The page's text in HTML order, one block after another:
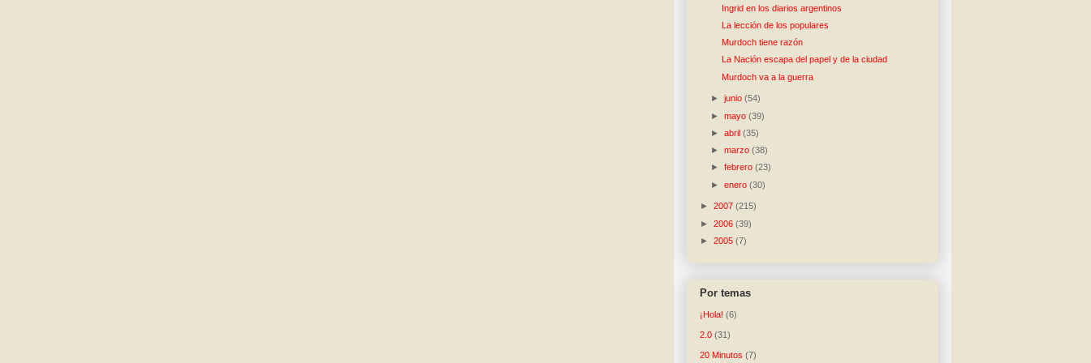
Ingrid en los diarios argentinos
La lección de los populares
Murdoch tiene razón
La Nación escapa del papel y de la ciudad
Murdoch va a la guerra
►junio(54)
►mayo(39)
►abril(35)
►marzo(38)
►febrero(23)
►enero(30)
► 2007 (215)
► 2006 (39)
► 2005 (7)
Por temas
¡Hola! (6)
2.0 (31)
20 Minutos (7)